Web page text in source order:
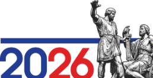
е
й
т